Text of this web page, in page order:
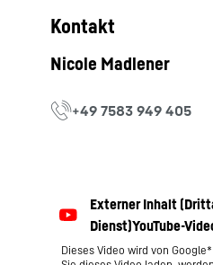
Dieses Video wird von
Kontakt